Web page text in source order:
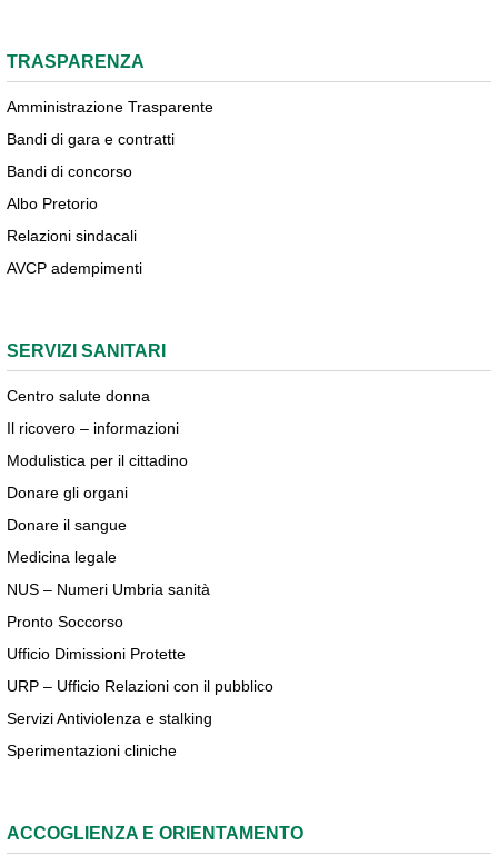
TRASPARENZA
Amministrazione Trasparente
Bandi di gara e contratti
Bandi di concorso
Albo Pretorio
Relazioni sindacali
AVCP adempimenti
SERVIZI SANITARI
Centro salute donna
Il ricovero – informazioni
Modulistica per il cittadino
Donare gli organi
Donare il sangue
Medicina legale
NUS – Numeri Umbria sanità
Pronto Soccorso
Ufficio Dimissioni Protette
URP – Ufficio Relazioni con il pubblico
Servizi Antiviolenza e stalking
Sperimentazioni cliniche
ACCOGLIENZA E ORIENTAMENTO